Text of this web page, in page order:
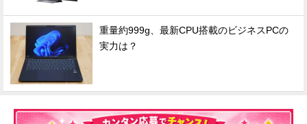
重量約999g、最新CPU搭載のビジネスPCの
実力は？